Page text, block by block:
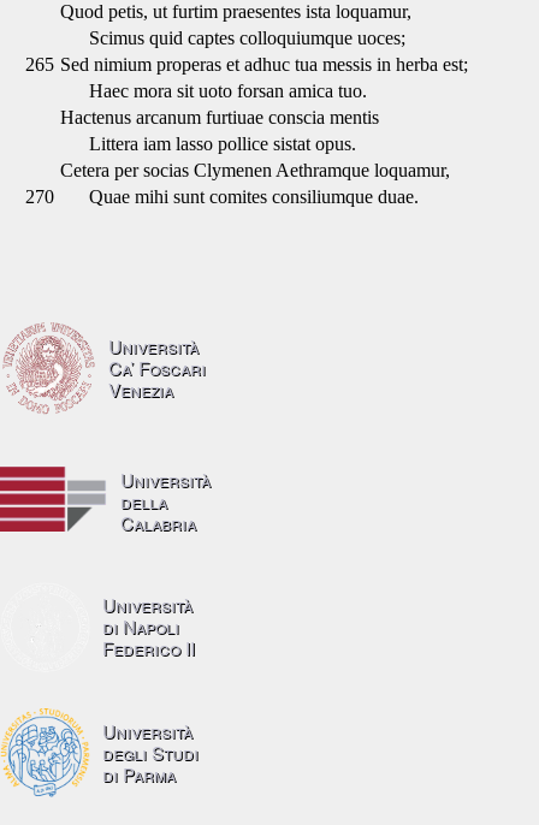
Quod petis, ut furtim praesentes ista loquamur,
Scimus quid captes colloquiumque uoces;
265 Sed nimium properas et adhuc tua messis in herba est;
Haec mora sit uoto forsan amica tuo.
Hactenus arcanum furtiuae conscia mentis
Littera iam lasso pollice sistat opus.
Cetera per socias Clymenen Aethramque loquamur,
270
Quae mihi sunt comites consiliumque duae.
Università
Ca’ Foscari
Venezia
Università
della
Calabria
Università
di Napoli
Federico II
Università
degli Studi
di Parma